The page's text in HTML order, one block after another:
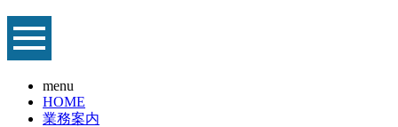
menu
HOME
業務案内